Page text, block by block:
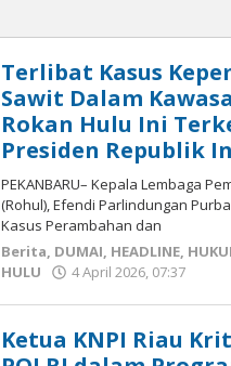
Terlibat Kasus
Sawit Dalam
Rokan Hulu Ini
Presiden Republik
PEKANBARU– Kepala Lembaga
(Rohul), Efendi Parlindungan
Kasus Perambahan dan
Berita, DUMAI, HEADLINE,
HULU
4 April 2026, 07:37
Ketua KNPI Riau